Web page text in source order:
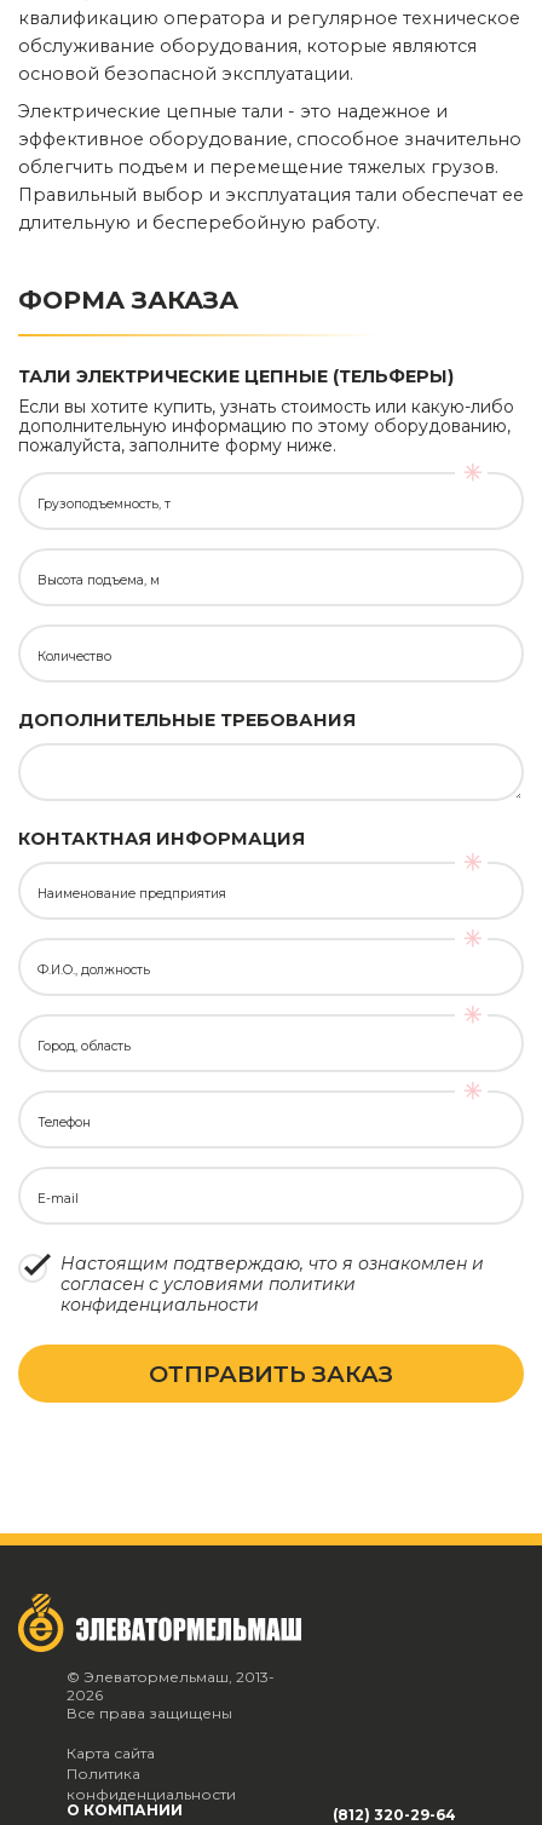
квалификацию оператора и регулярное техническое
обслуживание оборудования, которые являются
основой безопасной эксплуатации.
Электрические цепные тали - это надежное и
эффективное оборудование, способное значительно
облегчить подъем и перемещение тяжелых грузов.
Правильный выбор и эксплуатация тали обеспечат ее
длительную и бесперебойную работу.
ФОРМА ЗАКАЗА
ТАЛИ ЭЛЕКТРИЧЕСКИЕ ЦЕПНЫЕ (ТЕЛЬФЕРЫ)
Если вы хотите купить, узнать стоимость или какую-либо
дополнительную информацию по этому оборудованию,
пожалуйста, заполните форму ниже.
Грузоподъемность, т
Высота подъема, м
Количество
ДОПОЛНИТЕЛЬНЫЕ ТРЕБОВАНИЯ
КОНТАКТНАЯ ИНФОРМАЦИЯ
Наименование предприятия
Ф.И.О., должность
Город, область
Телефон
E-mail
Настоящим подтверждаю, что я ознакомлен и
согласен с условиями политики
конфиденциальности
ОТПРАВИТЬ ЗАКАЗ
© Элеватормельмаш, 2013-
2026
Все права защищены
Карта сайта
Политика
конфиденциальности
О КОМПАНИИ
(812) 320-29-64